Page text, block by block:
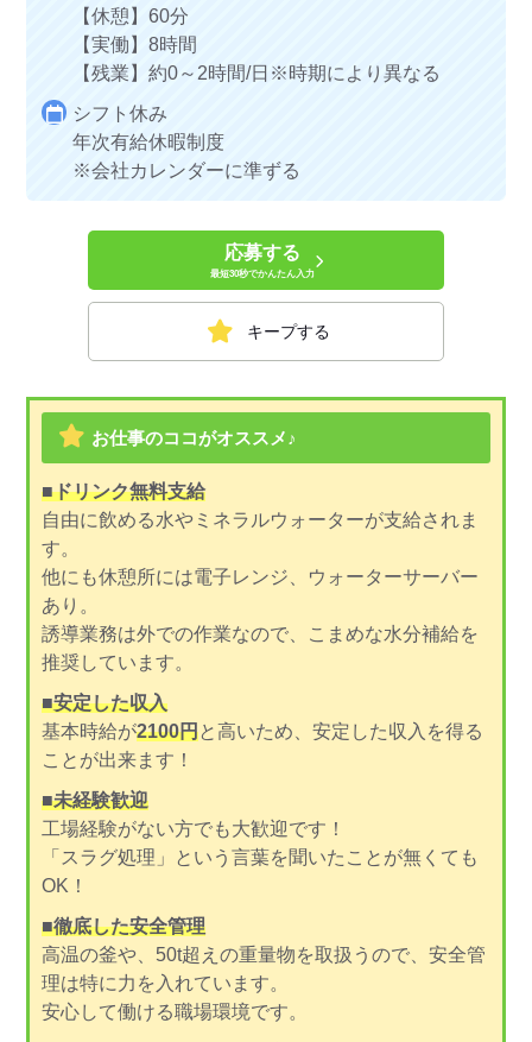
【休憩】60分
【実働】8時間
【残業】約0～2時間/日※時期により異なる
シフト休み
年次有給休暇制度
※会社カレンダーに準ずる
応募する
最短30秒でかんたん入力
キープする
お仕事のココがオススメ♪
■ドリンク無料支給
自由に飲める水やミネラルウォーターが支給されま
す。
他にも休憩所には電子レンジ、ウォーターサーバー
あり。
誘導業務は外での作業なので、こまめな水分補給を
推奨しています。
■安定した収入
基本時給が2100円と高いため、安定した収入を得る
ことが出来ます！
■未経験歓迎
工場経験がない方でも大歓迎です！
「スラグ処理」という言葉を聞いたことが無くても
OK！
■徹底した安全管理
高温の釜や、50t超えの重量物を取扱うので、安全管
理は特に力を入れています。
安心して働ける職場環境です。